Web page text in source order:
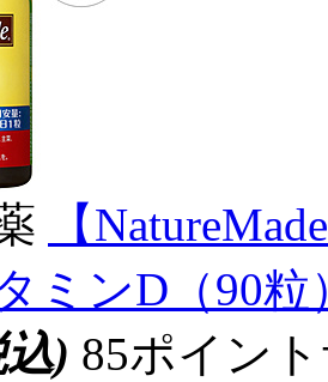
【
ミンD（90粒
) 85ポイン